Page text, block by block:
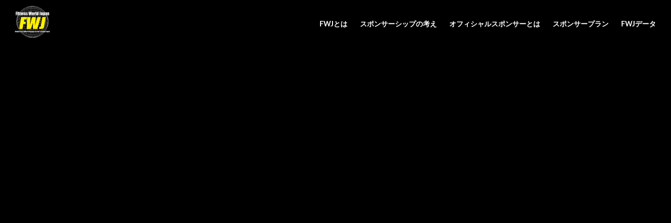
FWJとは スポンサーシップの考え オフィシャルスポンサーとは スポンサープラン FWJデータ